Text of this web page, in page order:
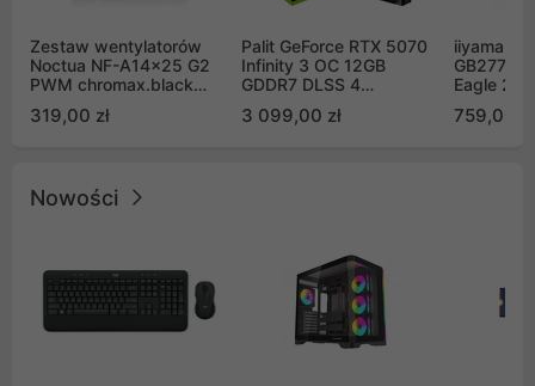
Zestaw wentylatorów
Noctua NF-A14x25 G2
PWM chromax.black
Push Pull (2szt)
319,00 zł
Palit GeForce RTX 5070
Infinity 3 OC 12GB
GDDR7 DLSS 4
GB2050S)
3 099,00 zł
iiyama G-
Eagle 27"
759,00 zł
Nowości